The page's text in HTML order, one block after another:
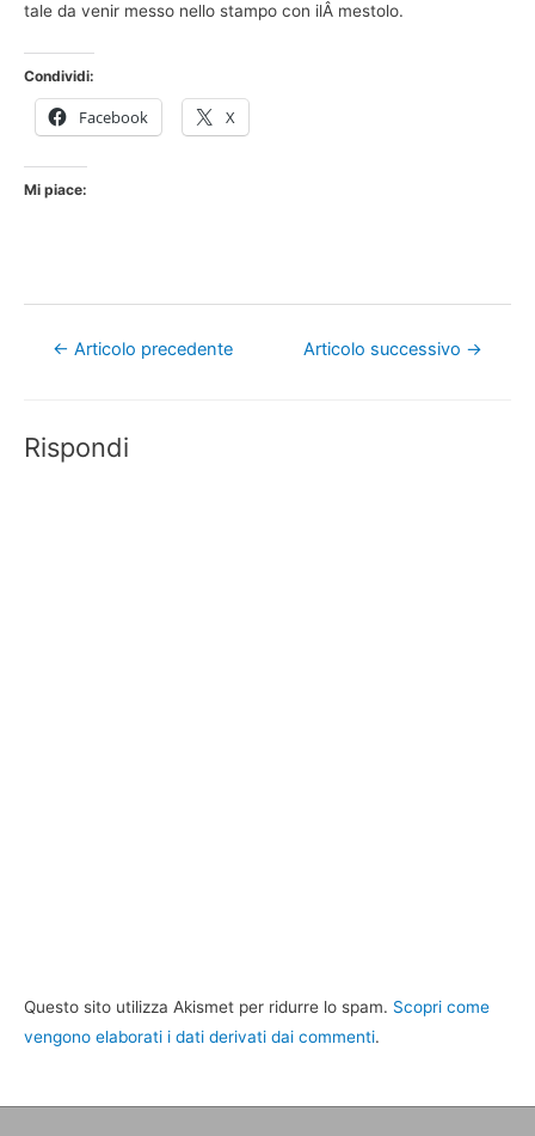
tale da venir messo nello stampo con ilÂ mestolo.
Condividi:
Facebook X
Mi piace:
Navigazione
← Articolo precedente Articolo successivo →
Rispondi
Questo sito utilizza Akismet per ridurre lo spam. Scopri come
vengono elaborati i dati derivati dai commenti.